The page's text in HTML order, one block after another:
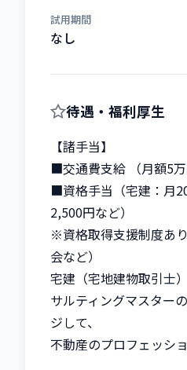
試用期間
なし
待遇・福利厚生
【諸手当】
■交通費支給 （月額5万
■資格手当（宅建：月
2,500円など）
※資格取得支援制度あ
会など）
宅建（宅地建物取引士
サルティングマスター
ジして、
不動産のプロフェッシ